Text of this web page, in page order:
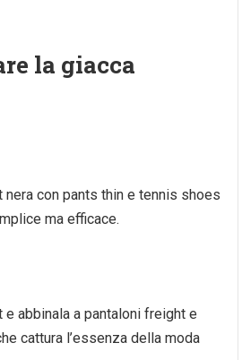
la giacca
nera con pants thin e tennis shoes
ma efficace.
e abbinala a pantaloni freight e
cattura l’essenza della moda